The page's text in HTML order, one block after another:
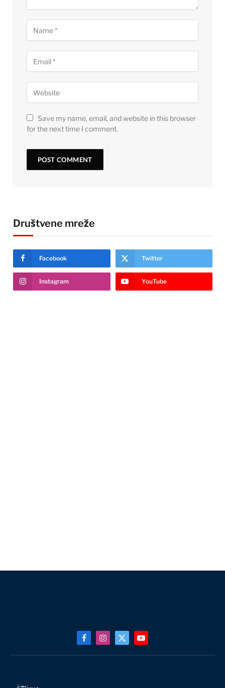
Save my name, email, and website in this browser
for the next time I comment.
Društvene mreže
Facebook Twitter
Instagram YouTube
FacebookInstagram
X
(Twitter)
YouTube